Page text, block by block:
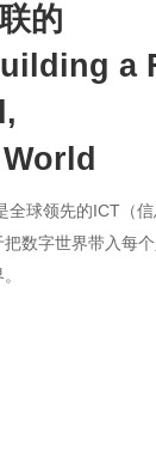
的
a
全球领先的ICT（
数字世界带入每